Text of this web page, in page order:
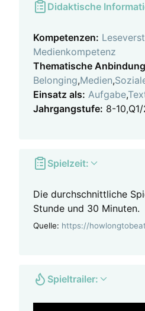
Didaktische
Kompetenzen:
Medienkompetenz
Thematische
Belonging,Medien,
Einsatz als: Aufgabe,
Jahrgangstufe: 8-
Spielzeit:
Die durchschnittliche
Stunde und 30 Minuten.
Quelle: https://
Spieltrailer: